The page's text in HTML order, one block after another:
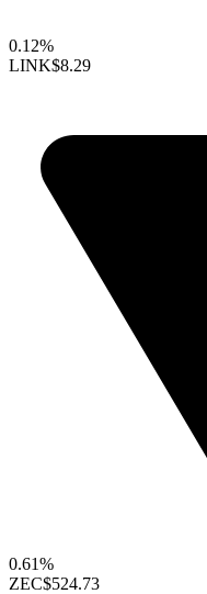
0.12%
LINK$8.29
0.61%
ZEC$524.73